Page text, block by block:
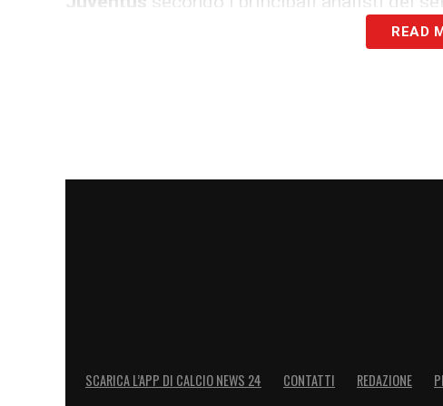
«La
considerando
per 2,9 miliardi nel 2022 o la
5 miliardi nel 2024, che mostrano una netta
READ
SCARICA L’APP DI CALCIO NEWS 24 CONTATTI REDAZIONE